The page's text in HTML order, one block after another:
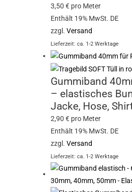
3,50€ pro Meter
Enthält 19% MwSt. DE
zzgl.Versand
Lieferzeit: ca. 1-2 Werktage
Gummiband
– elastisches
Jacke, Hose,
2,90€ pro Meter
Enthält 19% MwSt. DE
zzgl.Versand
Lieferzeit: ca. 1-2 Werktage